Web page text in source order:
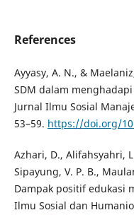
References
Ayyasy, A. N., &
SDM dalam
Jurnal Ilmu Sosial
53–59. https://doi.org/
Azhari, D., Alifahsyahri,
Sipayung, V. P. B.,
Dampak positif edukasi
Ilmu Sosial dan